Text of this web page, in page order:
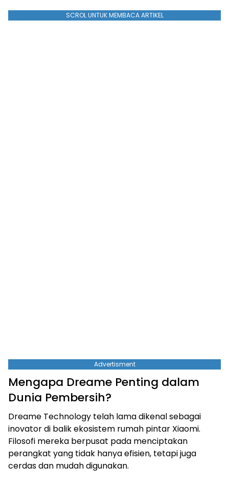
SCROL UNTUK MEMBACA ARTIKEL
Advertisment
Mengapa Dreame Penting dalam
Dunia Pembersih?
Dreame Technology telah lama dikenal sebagai
inovator di balik ekosistem rumah pintar Xiaomi.
Filosofi mereka berpusat pada menciptakan
perangkat yang tidak hanya efisien, tetapi juga
cerdas dan mudah digunakan.